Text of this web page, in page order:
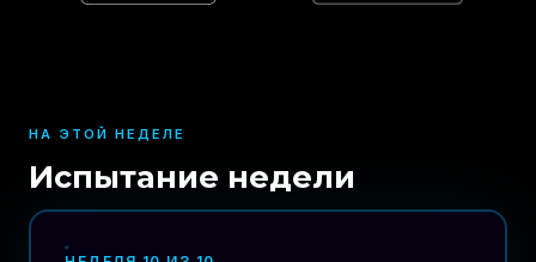
НА ЭТОЙ НЕДЕЛЕ
Испытание недели